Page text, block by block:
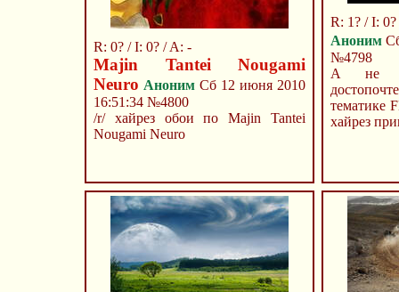
R: 0? / I: 0? / A: -
Majin Tantei Nougami
Neuro Аноним Сб 12 июня 2010
16:51:34 №4800
/r/ хайрез обои по Majin Tantei
Nougami Neuro
R: 1? / I:
Аноним
№4798
А не
тематике
хайрез